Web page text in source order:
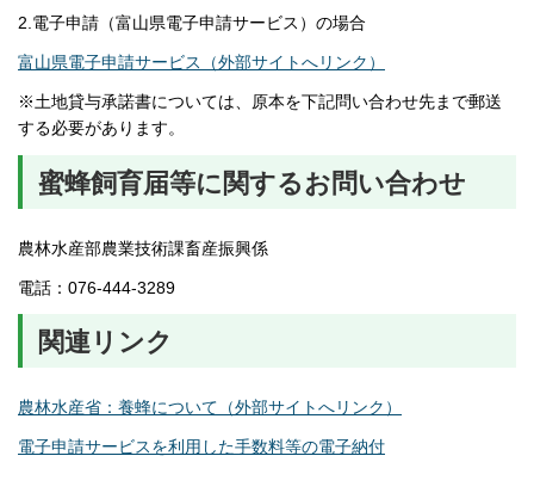
2.電子申請（富山県電子申請サービス）の場合
富山県電子申請サービス（外部サイトへリンク）
※土地貸与承諾書については、原本を下記問い合わせ先まで郵送
する必要があります。
蜜蜂飼育届等に関するお問い合わせ
農林水産部農業技術課畜産振興係
電話：076-444-3289
関連リンク
農林水産省：養蜂について（外部サイトへリンク）
電子申請サービスを利用した手数料等の電子納付